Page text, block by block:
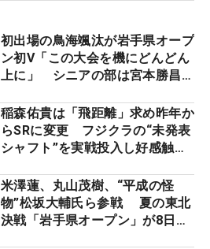
初出場の鳥海颯汰が岩手県オープ
ン初V「この大会を機にどんどん
上に」 シニアの部は宮本勝昌が
稲森佑貴は「飛距離」求め昨年か
らSRに変更 フジクラの“未発表
シャフト”を実戦投入し好感触
ーのヒトネタ！】
米澤蓮、丸山茂樹、“平成の怪
物”松坂大輔氏ら参戦 夏の東北
決戦「岩手県オープン」が8日開